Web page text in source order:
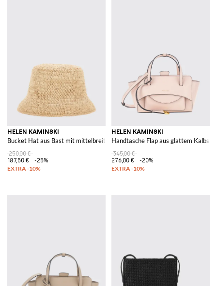
HELEN KAMINSKI
Bucket Hat aus Bast mit mittelbreiter Krempe
250,00 €
187,50 €
-25%
HELEN KAMINSKI
Handtasche Flap aus glattem
345,00 €
276,00 €
-20%